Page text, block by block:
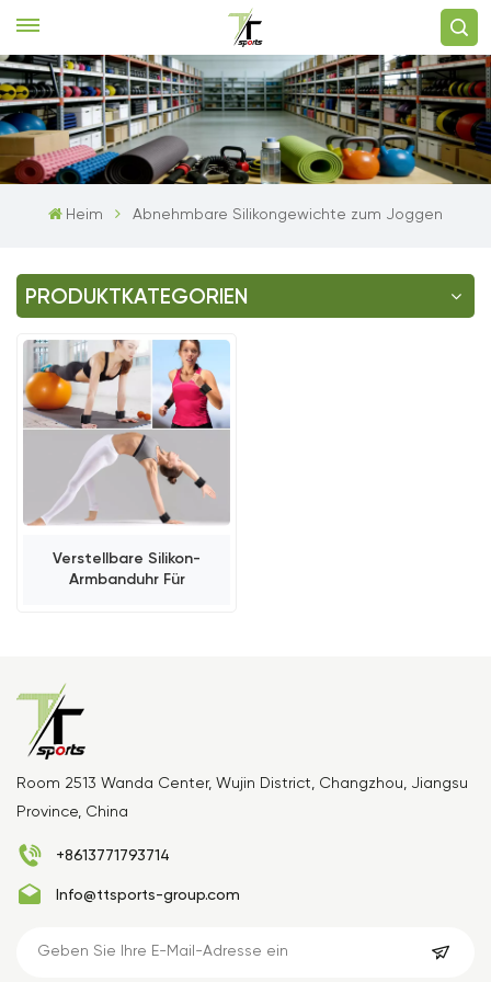
Heim Abnehmbare Silikongewichte zum Joggen
PRODUKTKATEGORIEN
Verstellbare Silikon-
Armbanduhr Für
Room 2513 Wanda Center, Wujin District, Changzhou, Jiangsu
Province, China
+8613771793714
Info@ttsports-group.com